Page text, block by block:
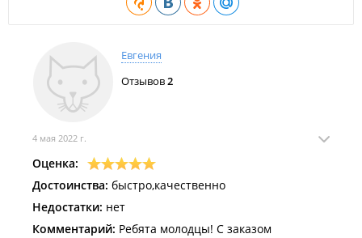
Евгения
Отзывов2
4 мая 2022 г.
Оценка:
Достоинства: быстро,качественно
Недостатки: нет
Комментарий: Ребята молодцы! С заказом